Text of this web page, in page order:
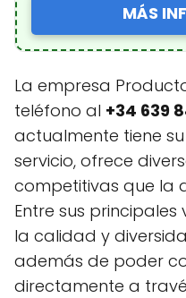
MÁS
La empresa
teléfono al +34 639
actualmente tiene
servicio, ofrece
competitivas que la
Entre sus
la calidad y
además de poder
directamente a